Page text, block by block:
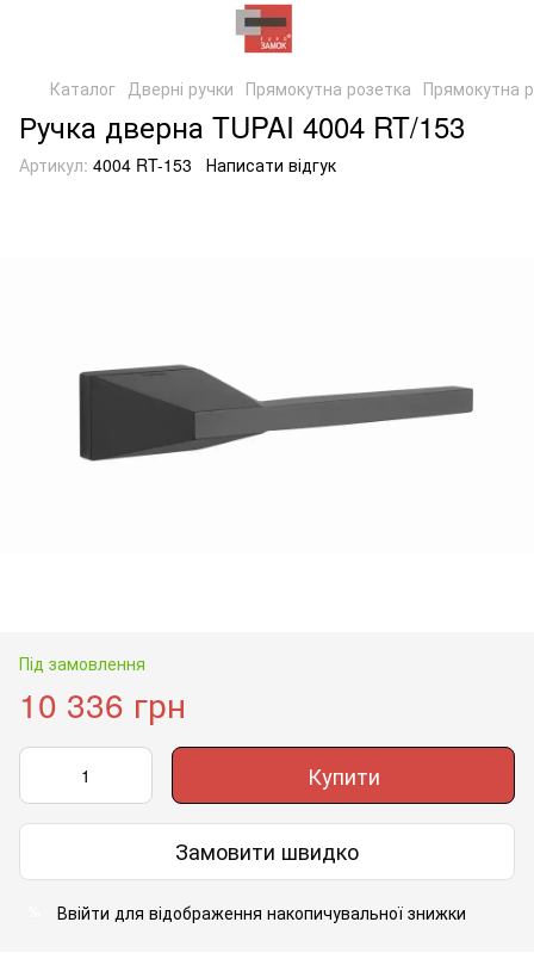
Каталог Дверні ручки Прямокутна розетка Прямокутна
Ручка дверна TUPAI 4004 RT/153
Артикул: 4004 RT-153 Написати відгук
Під замовлення
10 336 грн
Купити
Замовити швидко
Ввійти для відображення накопичувальної знижки